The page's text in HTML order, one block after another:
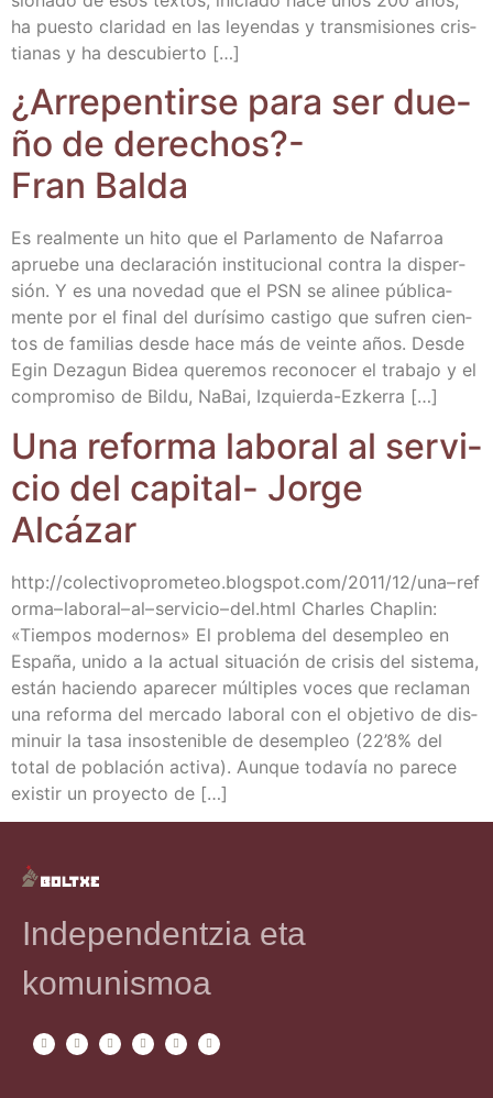
ha pues­to cla­ri­dad en las leyen­das y trans­mi­sio­nes cris­
tia­nas y ha descubierto […]
¿Arre­pen­tir­se para ser due­
ño de dere­chos?-
Fran Balda
Es real­men­te un hito que el Par­la­men­to de Nafa­rroa
aprue­be una decla­ra­ción ins­ti­tu­cio­nal con­tra la dis­per­
sión. Y es una nove­dad que el PSN se ali­nee públi­ca­
men­te por el final del durí­si­mo cas­ti­go que sufren cien­
tos de fami­lias des­de hace más de vein­te años. Des­de
Egin Deza­gun Bidea que­re­mos reco­no­cer el tra­ba­jo y el
com­pro­mi­so de Bil­du, NaBai, Izquierda-Ezkerra […]
Una refor­ma labo­ral al ser­vi­
cio del capi­tal- Jor­ge
Alcázar
http://​colec​ti​vo​pro​me​teo​.blogs​pot​.com/​2​0​1​1​/​1​2​/​u​n​a​– r​e​f​
o​r​m​a​– l​a​b​o​r​a​l​– a​l​– s​e​r​v​i​c​i​o​– d​e​l​.​h​tml Char­les Cha­plin:
«Tiem­pos moder­nos» El pro­ble­ma del des­em­pleo en
Espa­ña, uni­do a la actual situa­ción de cri­sis del sis­te­ma,
están hacien­do apa­re­cer múl­ti­ples voces que recla­man
una refor­ma del mer­ca­do labo­ral con el obje­ti­vo de dis­
mi­nuir la tasa insos­te­ni­ble de des­em­pleo (22’8% del
total de pobla­ción acti­va). Aun­que toda­vía no pare­ce
exis­tir un pro­yec­to de […]
Independentzia eta
komunismoa